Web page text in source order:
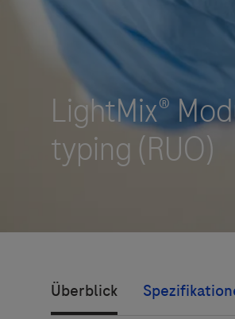
Unsere Standorte
Roche Stories
Events
Podcast
Überblick